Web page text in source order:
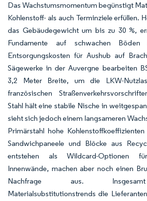
Das Wachstumsmomentum begünstigt
Kohlenstoff- als auch Terminziele erfüllen.
das Gebäudegewicht um bis zu 30 %,
Fundamente auf schwachen
Entsorgungskosten für Aushub auf
Sägewerke in der Auvergne bearbeiten
3,2 Meter Breite, um die LKW-
französischen
Stahl hält eine stabile Nische in
sieht sich jedoch einem langsameren
Primärstahl hohe
Sandwichpaneele und Blöcke aus
entstehen als Wildcard-Optionen
Innenwände, machen aber noch einen
Nachfrage aus.
Materialsubstitutionstrends die